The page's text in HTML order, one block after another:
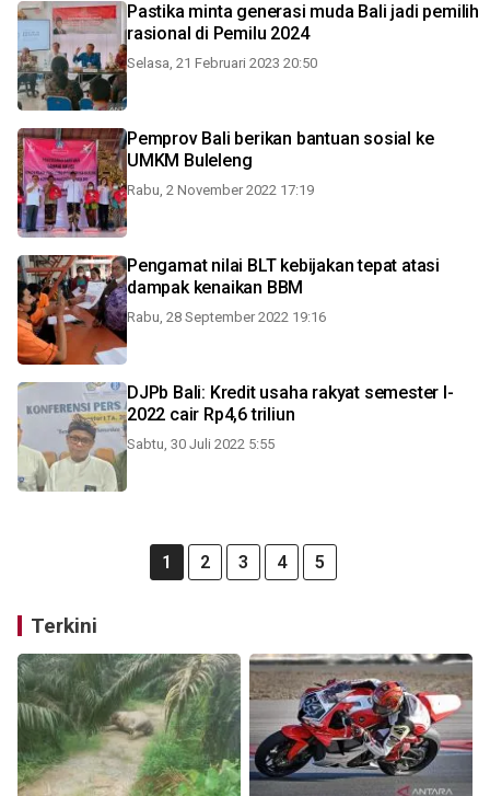
Pastika minta generasi muda Bali jadi pemilih
rasional di Pemilu 2024
Selasa, 21 Februari 2023 20:50
Pemprov Bali berikan bantuan sosial ke
UMKM Buleleng
Rabu, 2 November 2022 17:19
Pengamat nilai BLT kebijakan tepat atasi
dampak kenaikan BBM
Rabu, 28 September 2022 19:16
DJPb Bali: Kredit usaha rakyat semester I-
2022 cair Rp4,6 triliun
Sabtu, 30 Juli 2022 5:55
1 2 3 4 5
Terkini